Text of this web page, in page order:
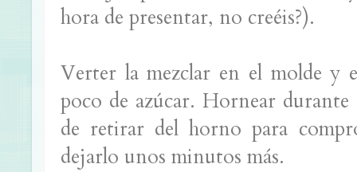
hora de presentar, no creéis?).
Verter la mezclar en el molde y
poco de azúcar. Hornear
de retirar del horno para
dejarlo unos minutos más.